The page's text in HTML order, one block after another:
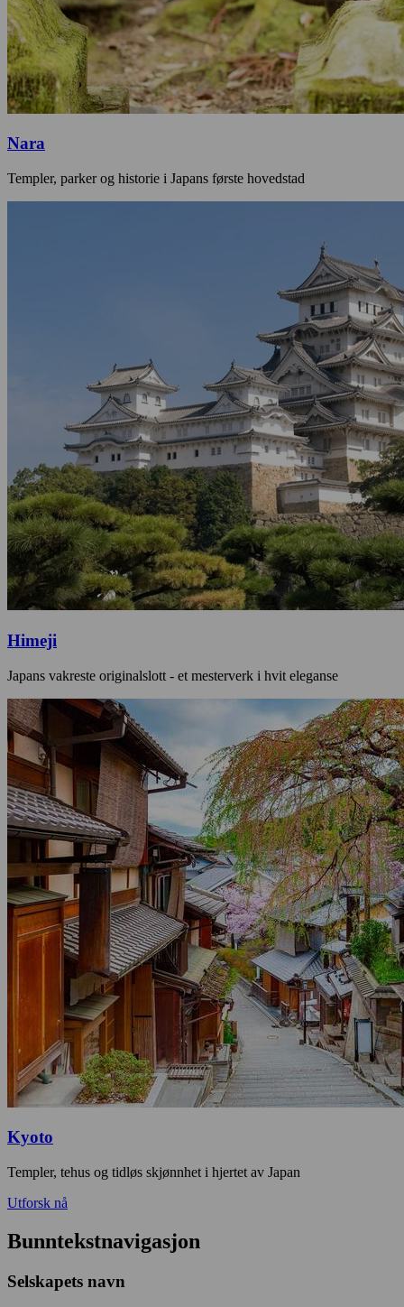
Nara
Templer, parker og historie i Japans første hovedstad
Himeji
Japans vakreste originalslott - et mesterverk i hvit eleganse
Kyoto
Templer, tehus og tidløs skjønnhet i hjertet av Japan
Utforsk nå
Bunntekstnavigasjon
Selskapets navn